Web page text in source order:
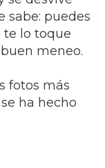
sabe: puedes
te lo toque
meneo.
fotos más
ha hecho